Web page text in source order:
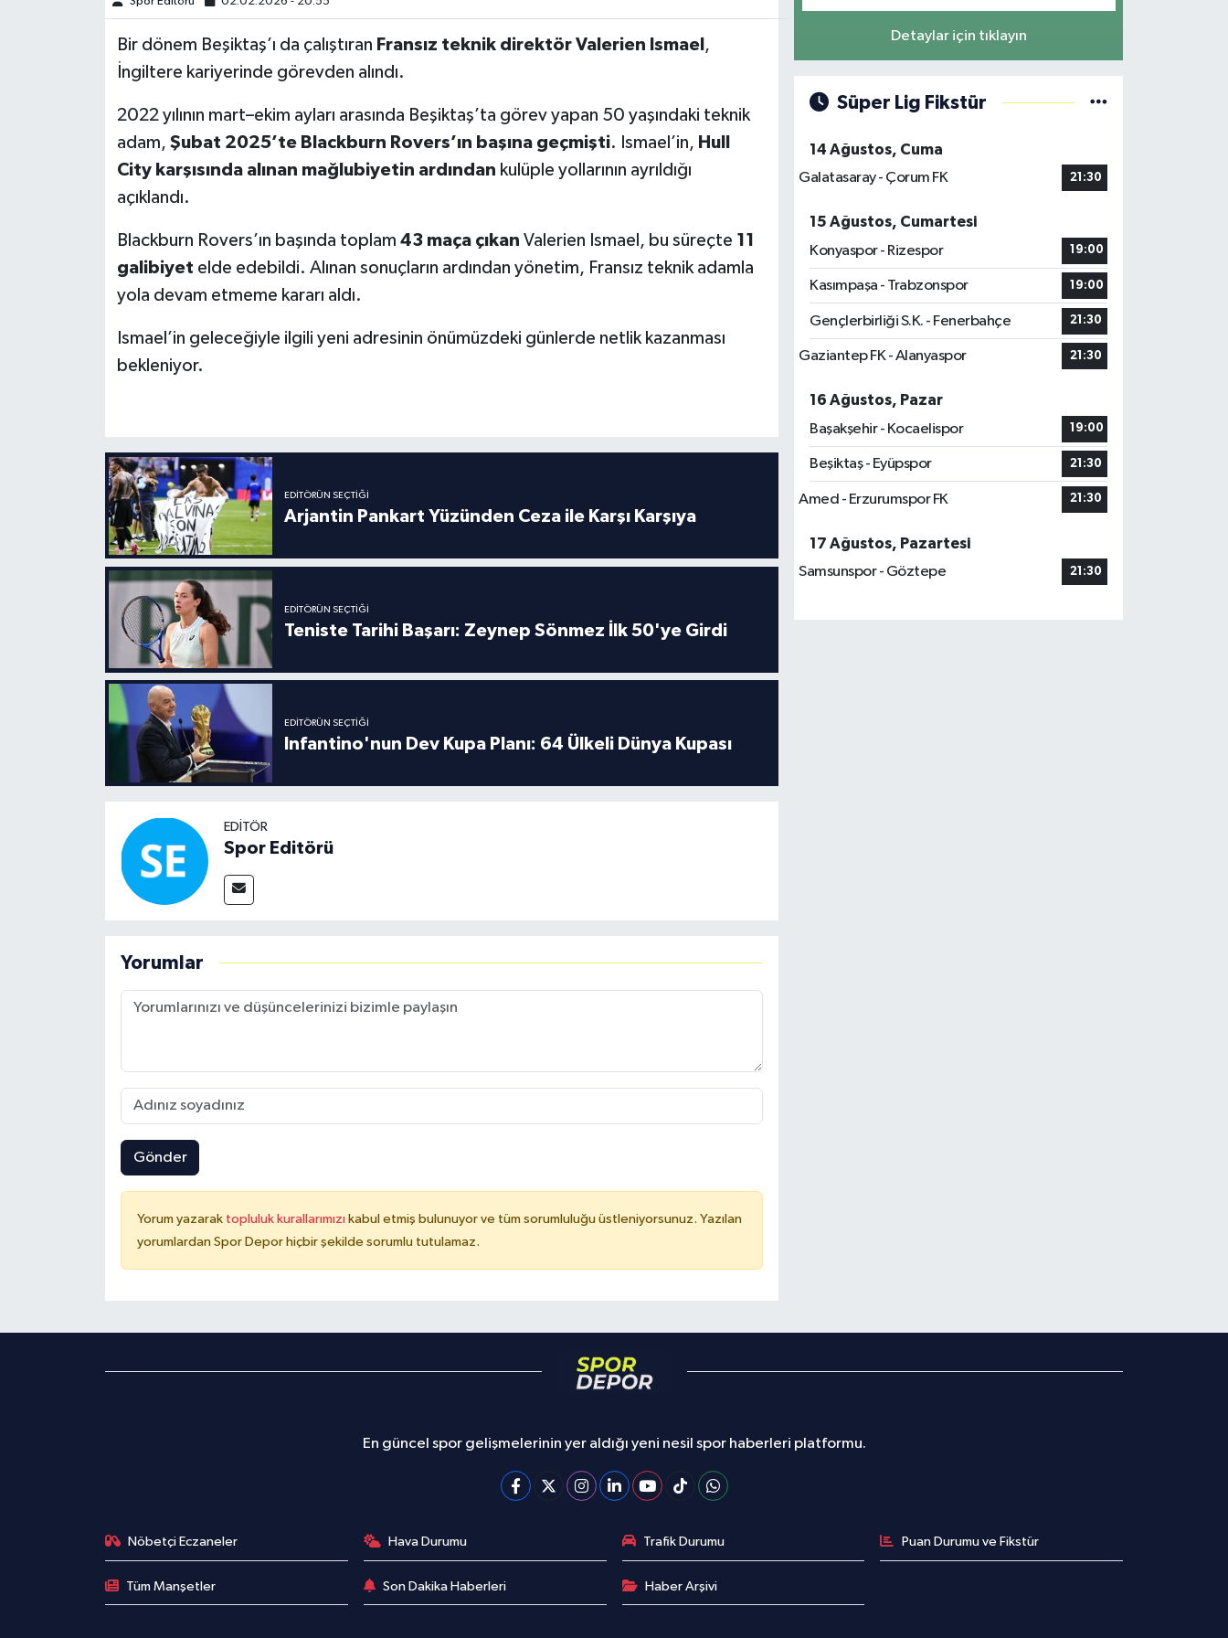
Bir dönem Beşiktaş’ı da çalıştıran Fransız teknik direktör Valerien Ismael ,
İngiltere kariyerinde görevden alındı.
2022 yılının mart–ekim ayları arasında Beşiktaş’ta görev yapan 50 yaşındaki teknik
adam, Şubat 2025’te Blackburn Rovers’ın başına geçmişti. Ismael’in, Hull
City karşısında alınan mağlubiyetin ardından kulüple yollarının ayrıldığı
açıklandı.
Blackburn Rovers’ın başında toplam 43 maça çıkan Valerien Ismael, bu süreçte 11
galibiyet elde edebildi. Alınan sonuçların ardından yönetim, Fransız teknik adamla
yola devam etmeme kararı aldı.
Ismael’in geleceğiyle ilgili yeni adresinin önümüzdeki günlerde netlik kazanması
bekleniyor.
EDITÖRÜN SEÇTIĞI
Arjantin Pankart Yüzünden Ceza ile Karşı Karşıya
EDITÖRÜN SEÇTIĞI
Teniste Tarihi Başarı: Zeynep Sönmez İlk 50'ye Girdi
EDITÖRÜN SEÇTIĞI
Infantino'nun Dev Kupa Planı: 64 Ülkeli Dünya Kupası
EDITÖR
Spor Editörü
Yorumlar
Gönder
Yorum yazarak topluluk kurallarımızı kabul etmiş bulunuyor ve tüm sorumluluğu üstleniyorsunuz. Yazılan
yorumlardan Spor Depor hiçbir şekilde sorumlu tutulamaz.
Detaylar için tıklayın
Süper Lig Fikstür
14 Ağustos, Cuma
Galatasaray - Çorum FK
21:30
15 Ağustos, Cumartesi
Konyaspor - Rizespor
19:00
Kasımpaşa - Trabzonspor 19:00
Gençlerbirliği S.K. - Fenerbahçe 21:30
Gaziantep FK - Alanyaspor 21:30
16 Ağustos, Pazar
Başakşehir - Kocaelispor
19:00
Beşiktaş - Eyüpspor 21:30
Amed - Erzurumspor FK 21:30
17 Ağustos, Pazartesi
Samsunspor - Göztepe
21:30
En güncel spor gelişmelerinin yer aldığı yeni nesil spor haberleri platformu.
Nöbetçi Eczaneler Hava Durumu Trafik Durumu Puan Durumu ve Fikstür
Tüm Manşetler Son Dakika Haberleri Haber Arşivi
Türkiye Basketbol Ligi
Diğer Basketbol Ligleri
Motor Sporları
Su Sporları
Diğer Spor Dalları
Futbolcular